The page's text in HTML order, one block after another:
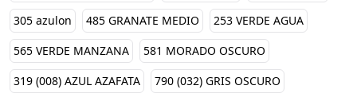
305 azulon
485 GRANATE MEDIO
253 VERDE AGUA
565 VERDE MANZANA
581 MORADO OSCURO
319 (008) AZUL AZAFATA
790 (032) GRIS OSCURO